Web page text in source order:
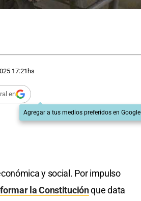
17:21hs
en
Agregar a tus medios preferidos en Google
y social. Por impulso
la Constituciónque data